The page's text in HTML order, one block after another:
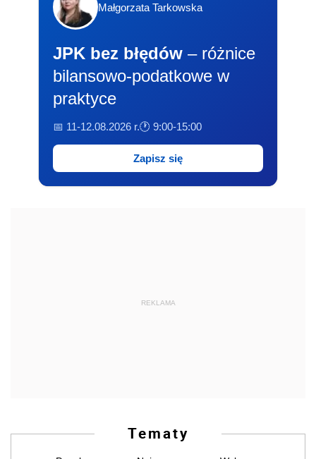
Małgorzata Tarkowska
JPK bez błędów – różnice
bilansowo-podatkowe w
praktyce
📅 11-12.08.2026 r.🕐 9:00-15:00
Zapisz się
REKLAMA
Tematy